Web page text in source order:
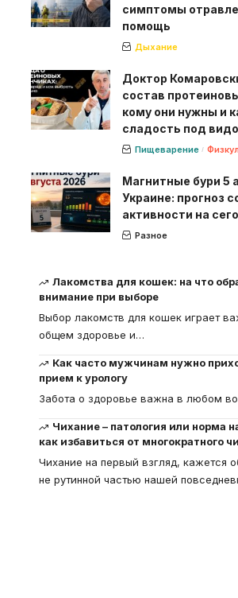
симптомы
помощь
Дыхание
Доктор
состав
кому они нужны и
сладость под
Пищеварение
Магнитные бури 5
Украине: прогноз
активности на
Разное
Лакомства для кошек: на что
внимание при выборе
Выбор лакомств для кошек играет
общем здоровье и…
Как часто мужчинам нужно
прием к урологу
Забота о здоровье важна в любом
Чихание – патология или норма
как избавиться от многократного
Чихание на первый взгляд, кажется
не рутинной частью нашей